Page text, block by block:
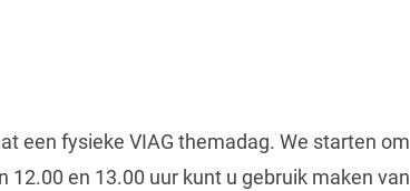
een fysieke VIAG themadag. We starten om
en 13.00 uur kunt u gebruik maken van